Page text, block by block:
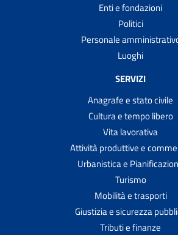
Enti e fondazioni
Politici
Personale
Luoghi
SERVIZI
Anagrafe e stato civile
Cultura e tempo libero
Vita lavorativa
Attività produttive e
Urbanistica e
Turismo
Mobilità e trasporti
Giustizia e sicurezza
Tributi e finanze